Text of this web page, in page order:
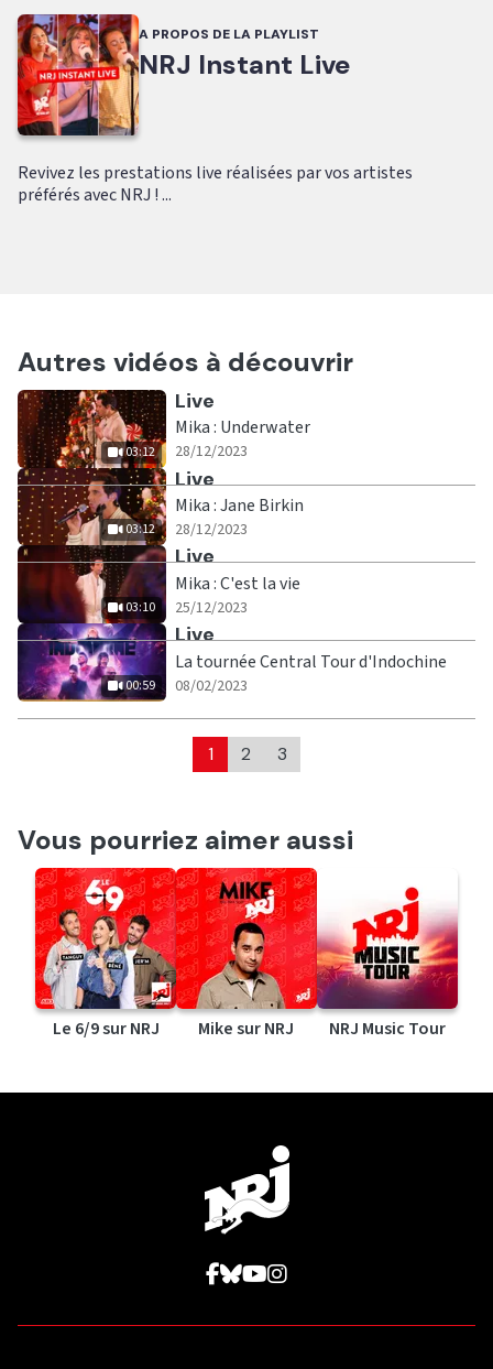
A PROPOS DE LA PLAYLIST
NRJ Instant Live
Revivez les prestations live réalisées par vos artistes
préférés avec NRJ ! ...
Autres vidéos à découvrir
03:12
Ecouter
Live
Mika : Underwater
28/12/2023
03:12
Ecouter
Live
Mika : Jane Birkin
28/12/2023
03:10
Ecouter
Live
Mika : C'est la vie
25/12/2023
00:59
Ecouter
Live
La tournée Central Tour d'Indochine
08/02/2023
1 2 3
Vous pourriez aimer aussi
Le 6/9 sur NRJ Mike sur NRJ NRJ Music Tour